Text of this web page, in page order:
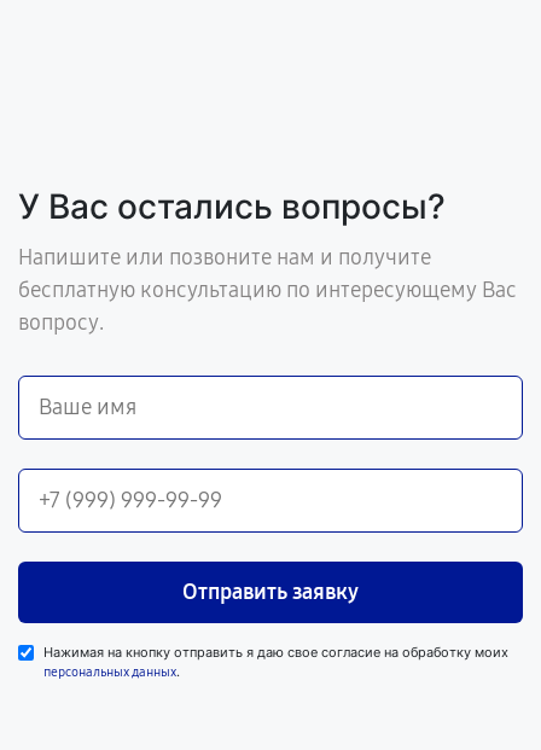
У Вас остались вопросы?
Напишите или позвоните нам и получите
бесплатную консультацию по интересующему Вас
вопросу.
Отправить заявку
Нажимая на кнопку отправить я даю свое согласие на обработку моих
персональных данных.